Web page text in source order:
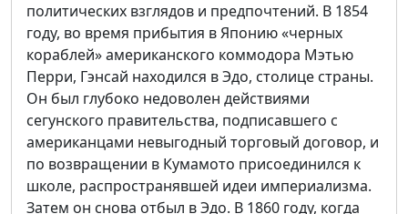
политических взглядов и предпочтений. В 1854
году, во время прибытия в Японию «черных
кораблей» американского коммодора Мэтью
Перри, Гэнсай находился в Эдо, столице страны.
Он был глубоко недоволен действиями
сегунского правительства, подписавшего с
американцами невыгодный торговый договор, и
по возвращении в Кумамото присоединился к
школе, распространявшей идеи империализма.
Затем он снова отбыл в Эдо. В 1860 году, когда